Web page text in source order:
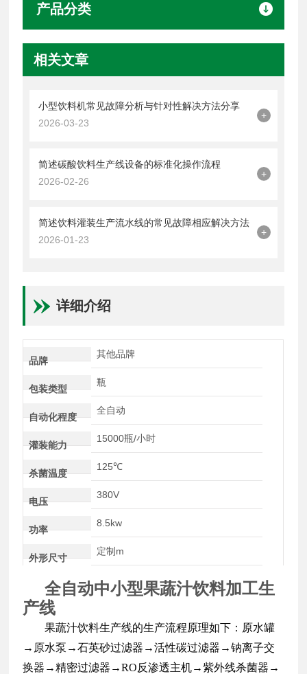
产品分类
相关文章
小型饮料机常见故障分析与针对性解决方法分享
2026-03-23
+
简述碳酸饮料生产线设备的标准化操作流程
2026-02-26
+
简述饮料灌装生产流水线的常见故障相应解决方法
2026-01-23
+
详细介绍
品牌
其他品牌
包装类型
瓶
自动化程度
全自动
灌装能力
15000瓶/小时
杀菌温度
125℃
电压
380V
功率
8.5kw
外形尺寸
定制m
全自动中小型果蔬汁饮料加工生
产线
果蔬汁饮料生产线的生产流程原理如下：原水罐
→原水泵→石英砂过滤器→活性碳过滤器→钠离子交
换器→精密过滤器→RO反渗透主机→紫外线杀菌器→